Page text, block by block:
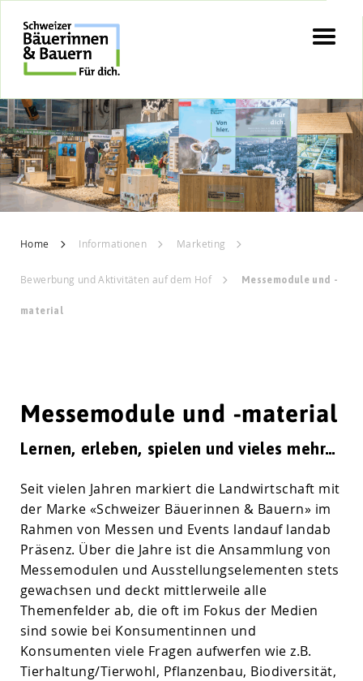
content
Home Informationen Marketing
Bewerbung und Aktivitäten auf dem Hof Messemodule und -
material
Messemodule und -material
Lernen, erleben, spielen und vieles mehr…
Seit vielen Jahren markiert die Landwirtschaft mit
der Marke «Schweizer Bäuerinnen & Bauern» im
Rahmen von Messen und Events landauf landab
Präsenz. Über die Jahre ist die Ansammlung von
Messemodulen und Ausstellungselementen stets
gewachsen und deckt mittlerweile alle
Themenfelder ab, die oft im Fokus der Medien
sind sowie bei Konsumentinnen und
Konsumenten viele Fragen aufwerfen wie z.B.
Tierhaltung/Tierwohl, Pflanzenbau, Biodiversität,